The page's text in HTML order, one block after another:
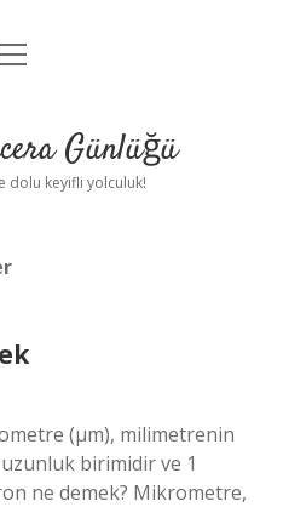
Uyarı Günlüğü
dolu keyifli yolculuk!
(µm), milimetrenin
birimidir ve 1
ne demek? Mikrometre,